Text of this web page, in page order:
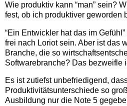
Wie produktiv kann “man” sein?
fest, ob ich produktiver geworden
“Ein Entwickler hat das im
frei nach Loriot sein. Aber ist das
Branche, die so
Softwarebranche? Das bezweifle
Es ist zutiefst unbefriedigend,
Produktivitätsunterschiede so
Ausbildung nur die Note 5